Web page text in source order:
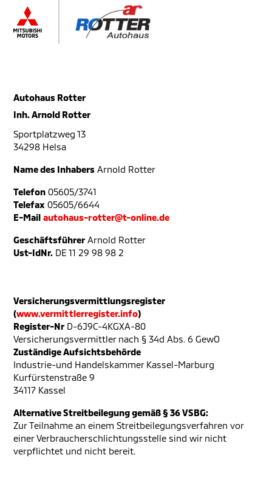
Autohaus Rotter
Inh. Arnold Rotter
Sportplatzweg 13
34298 Helsa
Name des Inhabers Arnold Rotter
Telefon 05605/3741
Telefax 05605/6644
E-Mail autohaus-rotter@t-online.de
Geschäftsführer Arnold Rotter
Ust-IdNr. DE 11 29 98 98 2
Versicherungsvermittlungsregister
(www.vermittlerregister.info)
Register-Nr D-6J9C-4KGXA-80
Versicherungsvermittler nach § 34d Abs. 6 GewO
Zuständige Aufsichtsbehörde
Industrie-und Handelskammer Kassel-Marburg
Kurfürstenstraße 9
34117 Kassel
Alternative Streitbeilegung gemäß § 36 VSBG:
Zur Teilnahme an einem Streitbeilegungsverfahren vor
einer Verbraucherschlichtungsstelle sind wir nicht
verpflichtet und nicht bereit.